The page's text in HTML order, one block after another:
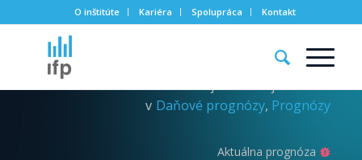
O inštitúte Kariéra Spolupráca Kontakt
v Daňové prognózy, Prognózy
Aktuálna prognóza